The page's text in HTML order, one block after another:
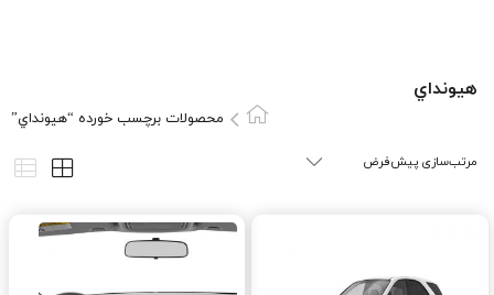
هيونداي
محصولات برچسب خورده “هيونداي”